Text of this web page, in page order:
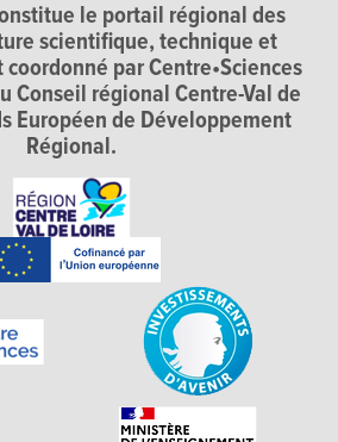
le portail régional des
scientifique, technique et
par Centre•Sciences
Conseil régional Centre-Val de
Européen de Développement
Régional.